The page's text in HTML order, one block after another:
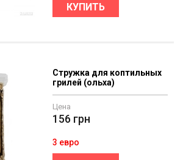
КУПИТЬ
Стружка для коптильных
грилей (ольха)
Цена
156 грн
3 евро